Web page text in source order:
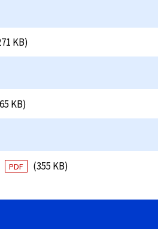
KB)
KB)
PDF (355 KB)